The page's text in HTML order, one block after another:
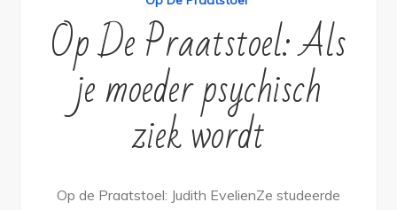
Op De Praatstoel: Als
je moeder psychisch
ziek wordt
Op de Praatstoel: Judith EvelienZe studeerde